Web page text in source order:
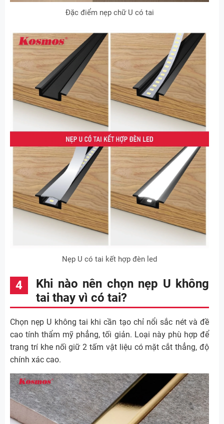
Đặc điểm nẹp chữ U có tai
Nẹp U có tai kết hợp đèn led
Khi nào nên chọn nẹp U không
tai thay vì có tai?
Chọn nẹp U không tai khi cần tạo chỉ nổi sắc nét và đề
cao tính thẩm mỹ phẳng, tối giản. Loại này phù hợp để
trang trí khe nối giữ 2 tấm vật liệu có mặt cắt thẳng, độ
chính xác cao.